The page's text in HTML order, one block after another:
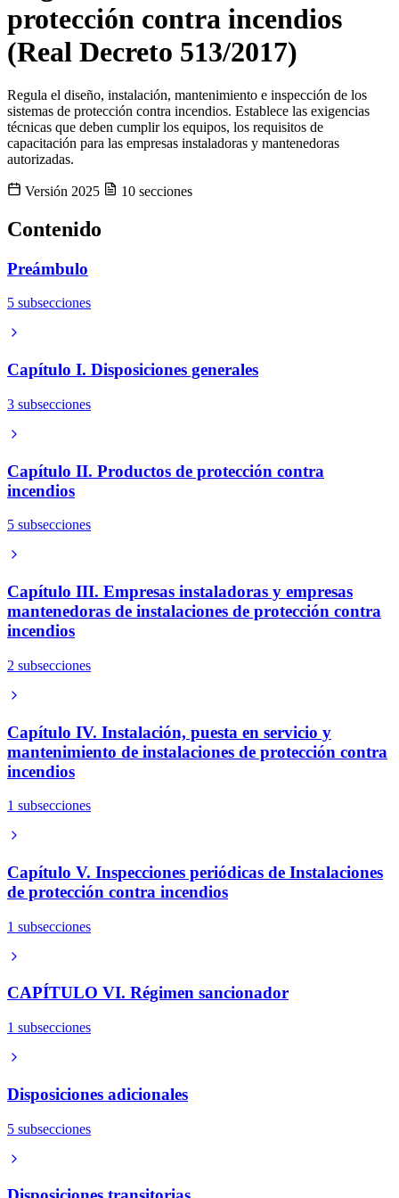
instalaciones existentes.
instaladoras y mantenedoras de equipos y sistemas de protección
contra incendios
protección contra incendios
(Real Decreto 513/2017)
Regula el diseño, instalación, mantenimiento e inspección de los
sistemas de protección contra incendios. Establece las exigencias
técnicas que deben cumplir los equipos, los requisitos de
capacitación para las empresas instaladoras y mantenedoras
autorizadas.
Versión 2025 10 secciones
Contenido
Preámbulo
5 subsecciones
Capítulo I. Disposiciones generales
3 subsecciones
Capítulo II. Productos de protección contra
incendios
5 subsecciones
Capítulo III. Empresas instaladoras y empresas
mantenedoras de instalaciones de protección contra
incendios
2 subsecciones
Capítulo IV. Instalación, puesta en servicio y
mantenimiento de instalaciones de protección contra
incendios
1 subsecciones
Capítulo V. Inspecciones periódicas de Instalaciones
de protección contra incendios
1 subsecciones
CAPÍTULO VI. Régimen sancionador
1 subsecciones
Disposiciones adicionales
5 subsecciones